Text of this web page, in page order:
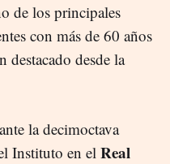
de los principales
con más de 60 años
destacado desde la
la decimoctava
Instituto en el Real